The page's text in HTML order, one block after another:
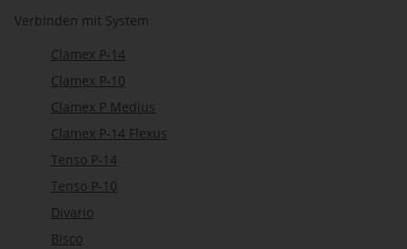
Verbinden mit System
Clamex P-14
Clamex P-10
Clamex P Medius
Clamex P-14 Flexus
Tenso P-14
Tenso P-10
Divario
Bisco